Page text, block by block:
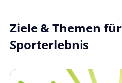
Ziele & Themen
Sporterlebnis